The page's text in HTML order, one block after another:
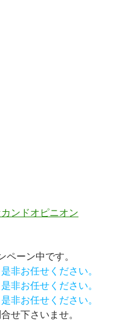
ンドオピニオン
ペーン中です。
非お任せください。
非お任せください。
非お任せください。
せ下さいませ。